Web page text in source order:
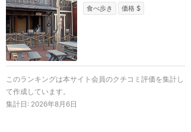
食べ歩き
価格 $
このランキングは本サイト会員のクチコミ評価を集計し
て作成しています。
集計日: 2026年8月6日